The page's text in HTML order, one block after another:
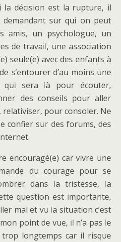
la décision est la rupture, il
sur qui on peut
amis, un psychologue, un
de travail, une association
seule(e) avec des enfants à
s’entourer d’au moins une
qui sera là pour écouter,
des conseils pour aller
pour consoler. Ne
confier sur des forums, des
encouragé(e) car vivre une
du courage pour se
dans la tristesse, la
question est importante,
mal et vu la situation c’est
point de vue, il n’a pas le
longtemps car il risque